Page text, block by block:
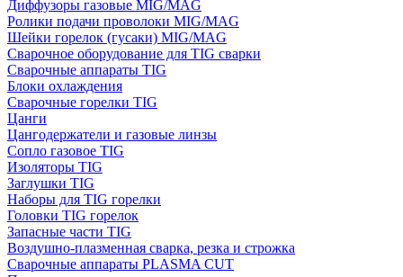
Диффузоры газовые MIG/MAG
Ролики подачи проволоки MIG/MAG
Шейки горелок (гусаки) MIG/MAG
Сварочное оборудование для TIG сварки
Сварочные аппараты TIG
Блоки охлаждения
Сварочные горелки TIG
Цанги
Цангодержатели и газовые линзы
Сопло газовое TIG
Изоляторы TIG
Заглушки TIG
Наборы для TIG горелки
Головки TIG горелок
Запасные части TIG
Воздушно-плазменная сварка, резка и строжка
Сварочные аппараты PLASMA CUT